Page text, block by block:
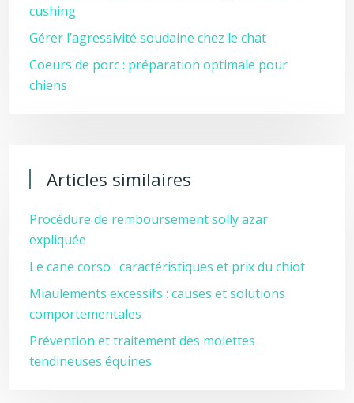
cushing
Gérer l’agressivité soudaine chez le chat
Coeurs de porc : préparation optimale pour
chiens
Articles similaires
Procédure de remboursement solly azar
expliquée
Le cane corso : caractéristiques et prix du chiot
Miaulements excessifs : causes et solutions
comportementales
Prévention et traitement des molettes
tendineuses équines